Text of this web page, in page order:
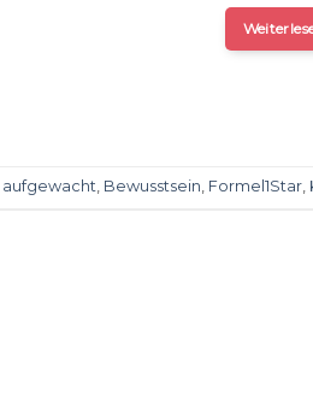
aufgewacht, Bewusstsein, Formel1Star,